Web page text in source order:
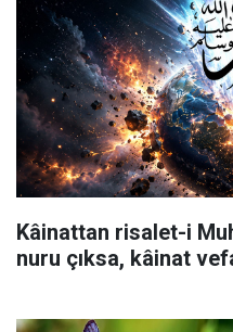
Kâinattan risalet-i
nuru çıksa, kâinat